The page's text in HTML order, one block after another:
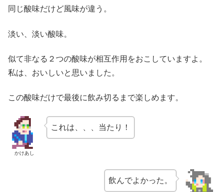
同じ酸味だけど風味が違う。
淡い、淡い酸味。
似て非なる２つの酸味が相互作用をおこしていますよ。
私は、おいしいと思いました。
この酸味だけで最後に飲み切るまで楽しめます。
かけあし
これは、、、当たり！
飲んでよかった。